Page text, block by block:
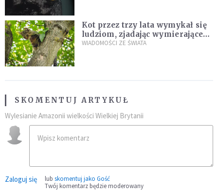
Kot przez trzy lata wymykał się
ludziom, zjadając wymierające
kaczki. W końcu popełnił
WIADOMOŚCI ZE ŚWIATA
SKOMENTUJ ARTYKUŁ
Wylesianie Amazonii wielkości Wielkiej Brytanii
Zaloguj się lub skomentuj jako Gość
Twój komentarz będzie moderowany